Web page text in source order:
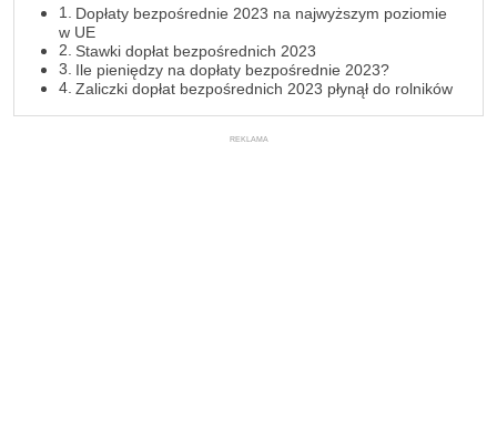
Dopłaty bezpośrednie 2023 na najwyższym poziomie
w UE
Stawki dopłat bezpośrednich 2023
Ile pieniędzy na dopłaty bezpośrednie 2023?
Zaliczki dopłat bezpośrednich 2023 płynął do rolników
REKLAMA